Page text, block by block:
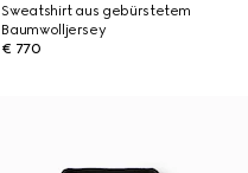
Sweatshirt aus gebürstetem
Baumwolljersey
€ 770